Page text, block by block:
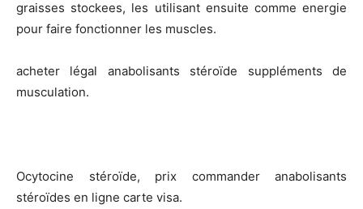
graisses stockees, les utilisant ensuite comme energie
pour faire fonctionner les muscles.
acheter légal anabolisants stéroïde suppléments de
musculation.
Ocytocine stéroïde, prix commander anabolisants
stéroïdes en ligne carte visa.